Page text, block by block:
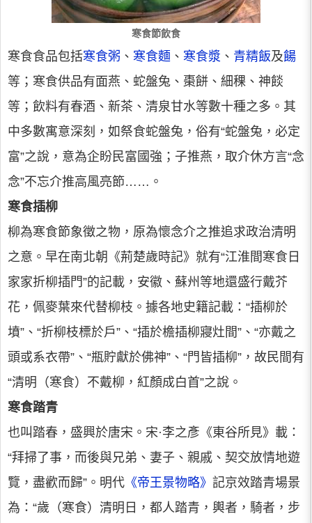
寒食節飲食
寒食食品包括寒食粥 、 寒食麵 、 寒食漿 、 青精飯及餳
等；寒食供品有面燕、蛇盤兔、棗餅、細稞、神餤
等；飲料有春酒、新茶、清泉甘水等數十種之多。其
中多數寓意深刻，如祭食蛇盤兔，俗有“蛇盤兔，必定
富”之說，意為企盼民富國強；子推燕，取介休方言“念
念”不忘介推高風亮節……。
寒食插柳
柳為寒食節象徵之物，原為懷念介之推追求政治清明
之意。早在南北朝《荊楚歲時記》就有“江淮間寒食日
家家折柳插門”的記載，安徽、蘇州等地還盛行戴芥
花，佩麥葉來代替柳枝。據各地史籍記載：“插柳於
墳”、“折柳枝標於戶”、“插於檐插柳寢灶間”、“亦戴之
頭或系衣帶”、“瓶貯獻於佛神”、“門皆插柳”，故民間有
“清明（寒食）不戴柳，紅顏成白首”之說。
寒食踏青
也叫踏春，盛興於唐宋。宋·李之彥《東谷所見》載：
“拜掃了事，而後與兄弟、妻子、親戚、契交放情地遊
覽，盡歡而歸”。明代 《帝王景物略》 記京效踏青場景
為：“歲（寒食）清明日，都人踏青，輿者，騎者，步